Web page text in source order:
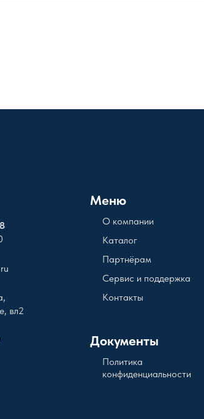
Меню
вл2
О компании
Документы
Каталог
Политика
конфиденциальности
Партнёрам
Сервис и поддержка
Контакты